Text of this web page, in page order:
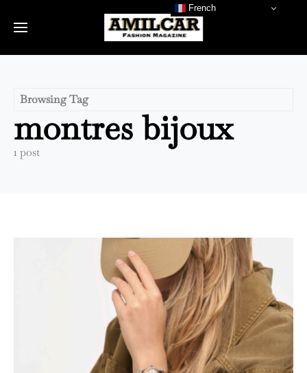
Browsing Tag
montres bijoux
1 post
French